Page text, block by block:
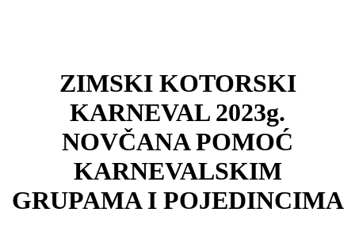
ZIMSKI KOTORSKI
KARNEVAL 2023g.
NOVČANA POMOĆ
KARNEVALSKIM
GRUPAMA I POJEDINCIMA